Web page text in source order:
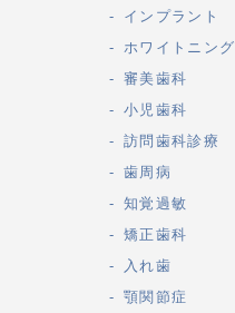
インプラント
ホワイトニング
審美歯科
小児歯科
訪問歯科診療
歯周病
知覚過敏
矯正歯科
入れ歯
顎関節症